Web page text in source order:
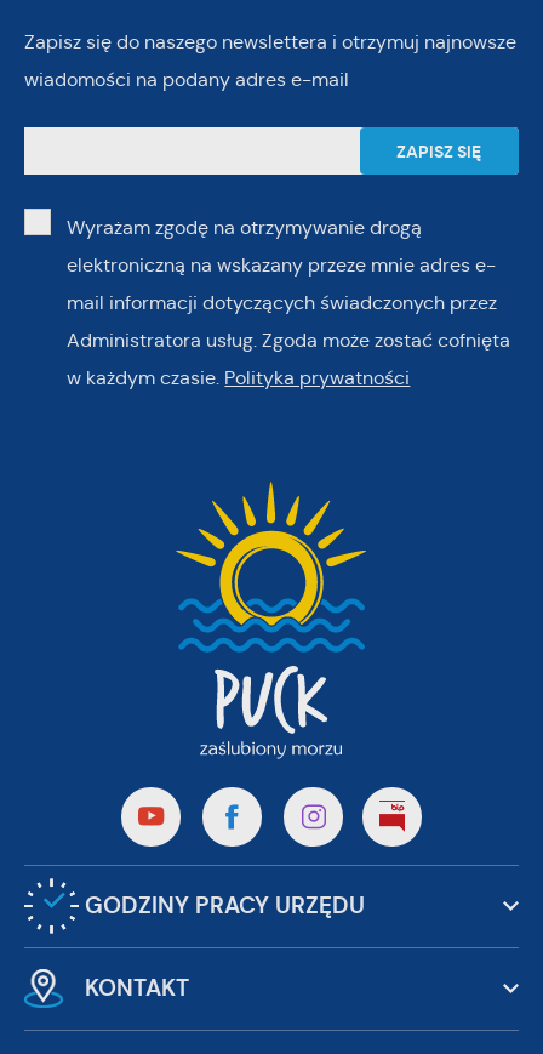
Zapisz się do naszego newslettera i otrzymuj najnowsze
wiadomości na podany adres e-mail
Wyrażam zgodę na otrzymywanie drogą
elektroniczną na wskazany przeze mnie adres e-
mail informacji dotyczących świadczonych przez
Administratora usług. Zgoda może zostać cofnięta
w każdym czasie. Polityka prywatności
GODZINY PRACY URZĘDU
KONTAKT